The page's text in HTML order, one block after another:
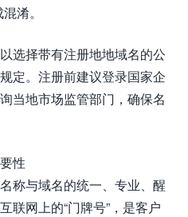
淆。
选择带有注册地地域名的公
定。注册前建议登录国家企
当地市场监管部门，确保名
性
称与域名的统一、专业、醒
联网上的“门牌号”，是客户